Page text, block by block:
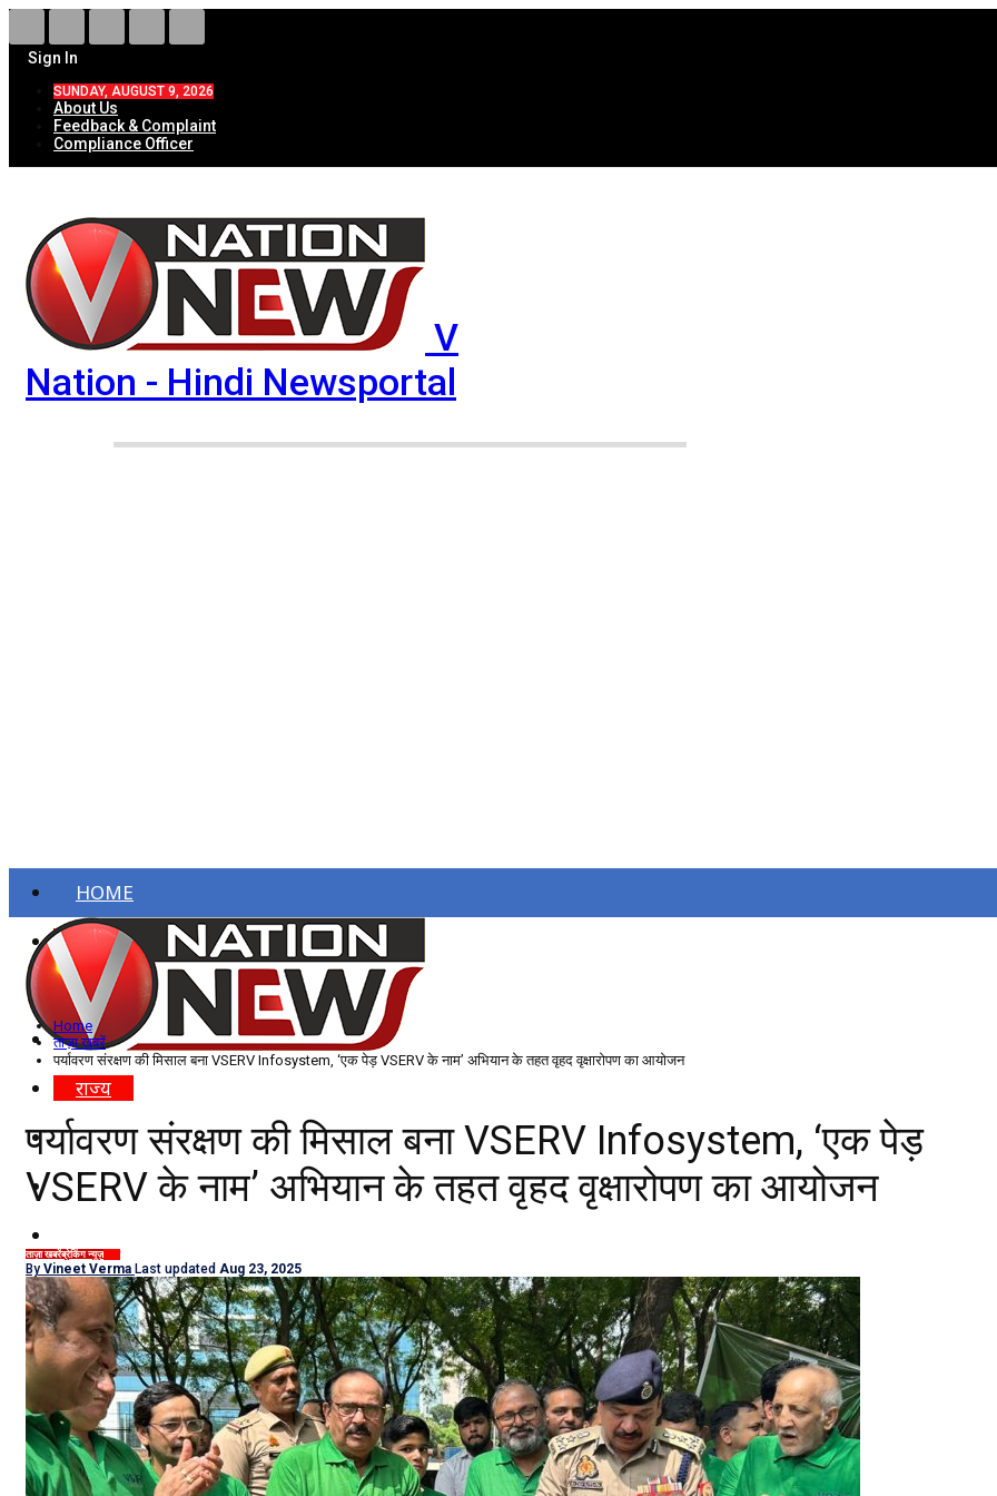
Sign In
SUNDAY, AUGUST 9, 2026
About Us
Feedback & Complaint
Compliance Officer
V
Nation - Hindi Newsportal
HOME
ताज़ा खबरें
देश
विदेश
राज्य
उत्तर प्रदेश
नोएडा
राजनीति
कारोबार
खेल
मनोरंजन
शिक्षा
Home
ताज़ा खबरें
पर्यावरण संरक्षण की मिसाल बना VSERV Infosystem, ‘एक पेड़ VSERV के नाम’ अभियान के तहत वृहद वृक्षारोपण का आयोजन
पर्यावरण संरक्षण की मिसाल बना VSERV Infosystem, ‘एक पेड़
VSERV के नाम’ अभियान के तहत वृहद वृक्षारोपण का आयोजन
ताज़ा खबरेंब्रेकिंग न्यूज़
By Vineet Verma Last updated Aug 23, 2025